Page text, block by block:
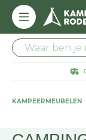
KAMPEERMEUBELEN